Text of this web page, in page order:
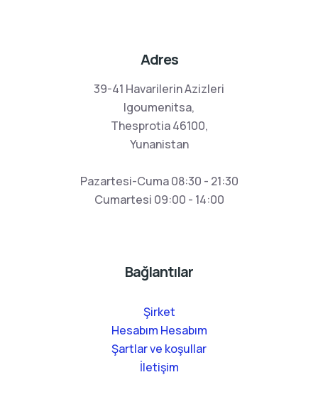
Adres
39-41 Havarilerin Azizleri
Igoumenitsa,
Thesprotia 46100,
Yunanistan
Pazartesi-Cuma 08:30 - 21:30
Cumartesi 09:00 - 14:00
Bağlantılar
Şirket
Hesabım Hesabım
Şartlar ve koşullar
İletişim